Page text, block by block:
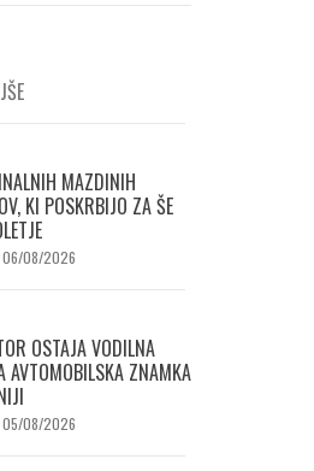
MAZDINIH
KI POSKRBIJO ZA ŠE
06/08/2026
OSTAJA VODILNA
AVTOMOBILSKA ZNAMKA
05/08/2026